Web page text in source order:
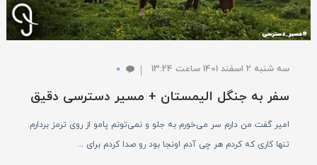
سه شنبه 2 اسفند 1401 ساعت 13:24 0
سفر به جنگل الیمستان + مسیر دسترسی دقیق
امیر گفت من دارم سر می‌خورم به جلو و نمی‌تونم پامو از روی ترمز بردارم.
تنها کاری که کردم هر چی آدم اونجا بود رو صدا کردم برای ...